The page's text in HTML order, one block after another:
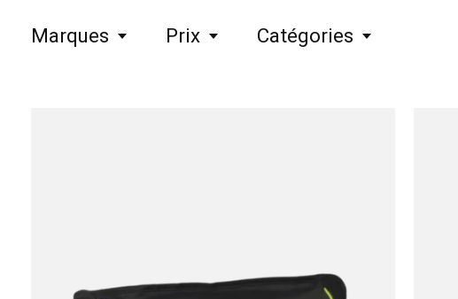
Marques Prix Catégories